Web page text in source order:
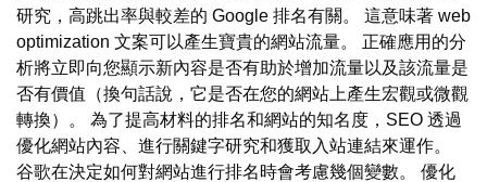
研究，高跳出率與較差的 Google 排名有關。 這意味著 web
optimization 文案可以產生寶貴的網站流量。 正確應用的分
析將立即向您顯示新內容是否有助於增加流量以及該流量是
否有價值（換句話說，它是否在您的網站上產生宏觀或微觀
轉換）。 為了提高材料的排名和網站的知名度，SEO 透過
優化網站內容、進行關鍵字研究和獲取入站連結來運作。
谷歌在決定如何對網站進行排名時會考慮幾個變數。 優化